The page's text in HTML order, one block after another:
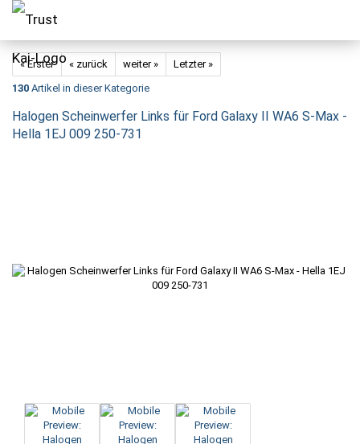
« Erster « zurück weiter »
Letzter »
130 Artikel in dieser Kategorie
Halogen Scheinwerfer Links für Ford Galaxy II WA6 S-Max -
Hella 1EJ 009 250-731